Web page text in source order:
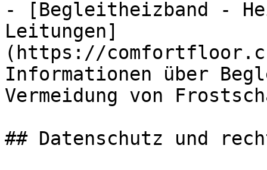
- [Begleitheizband -
Leitungen]
(https://
Informationen über
Vermeidung von
## Datenschutz und